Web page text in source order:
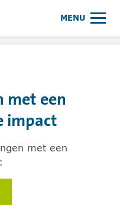
MENU
met een
impact
met een